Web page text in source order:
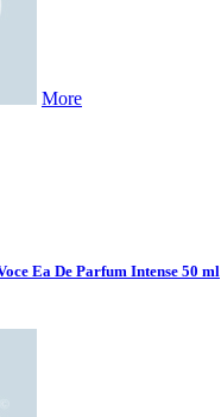
More
Ea De Parfum Intense 50 ml